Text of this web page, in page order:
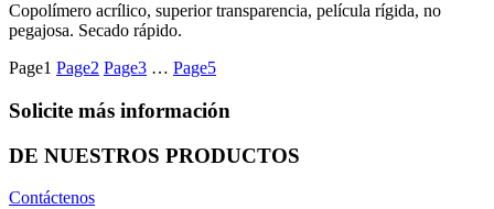
Copolímero acrílico, superior transparencia, película rígida, no
pegajosa. Secado rápido.
Page1 Page2 Page3 … Page5
Solicite más información
DE NUESTROS PRODUCTOS
Contáctenos